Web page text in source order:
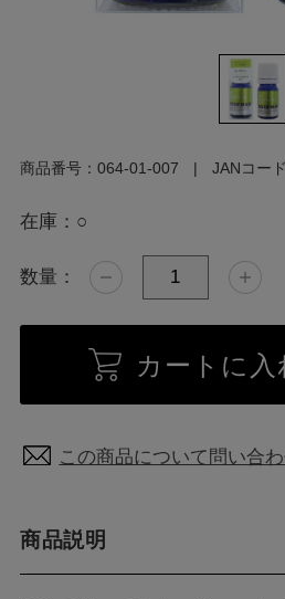
商品番号： 064-01-007 JANコード
在庫： ○
数量：
カートに入
この商品について問い合
商品説明